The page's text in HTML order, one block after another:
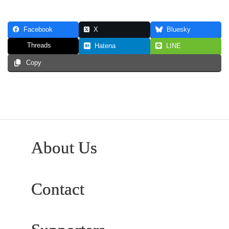
Facebook X Bluesky
Threads Hatena LINE
Copy
About Us
Contact